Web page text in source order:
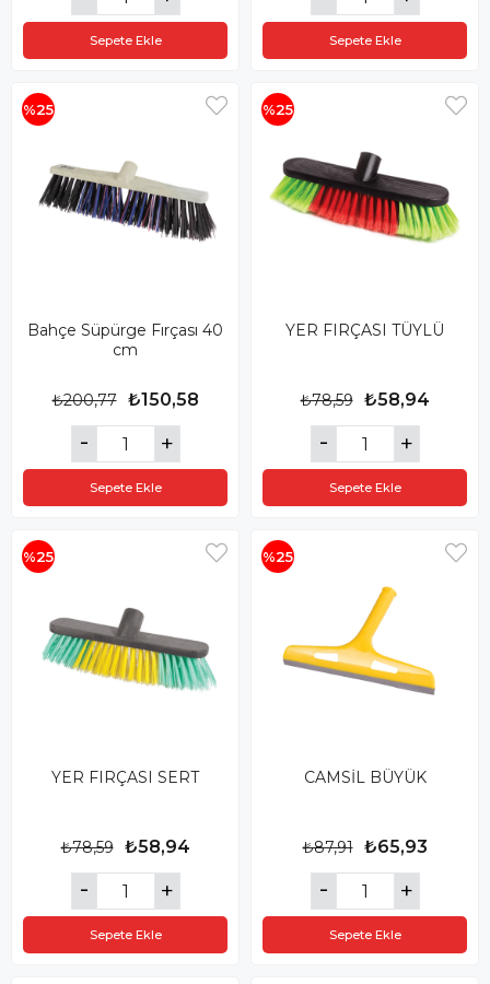
Sepete Ekle Sepete Ekle
Bahçe Süpürge Fırçası 40
cm
₺150,58
₺200,77
Sepete Ekle
%25
YER FIRÇASI TÜYLÜ
₺58,94
₺78,59
Sepete Ekle
%25
YER FIRÇASI SERT
₺58,94
₺78,59
Sepete Ekle
%25
CAMSİL BÜYÜK
₺65,93
₺87,91
Sepete Ekle
%25